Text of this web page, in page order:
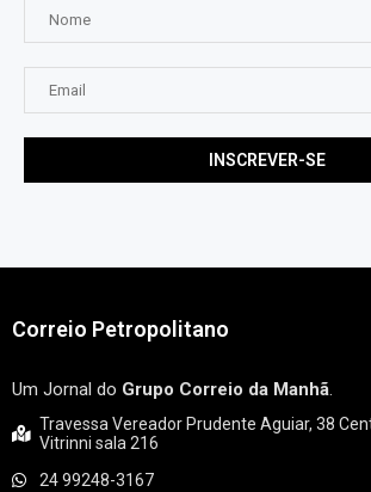
Correio Petropolitano
Um Jornal do Grupo Correio da Manhã.
Travessa Vereador Prudente Aguiar, 38
Vitrinni sala 216
24 99248-3167